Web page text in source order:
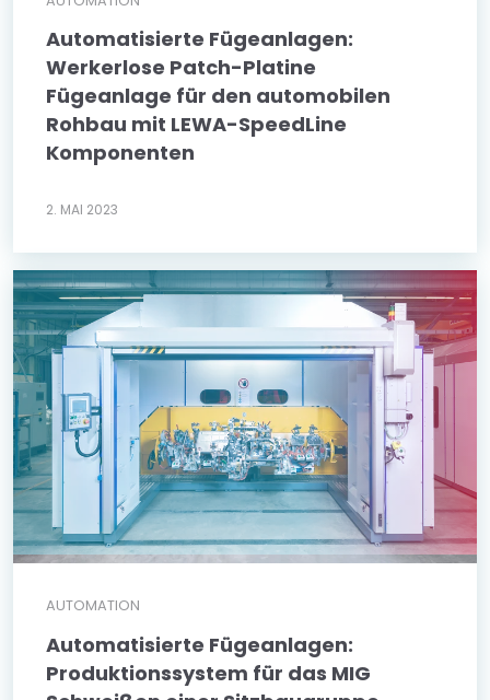
Automatisierte Fügeanlagen:
Werkerlose Patch-Platine
Fügeanlage für den automobilen
Rohbau mit LEWA-SpeedLine
Komponenten
2. MAI 2023
AUTOMATION
Automatisierte Fügeanlagen:
Produktionssystem für das MIG